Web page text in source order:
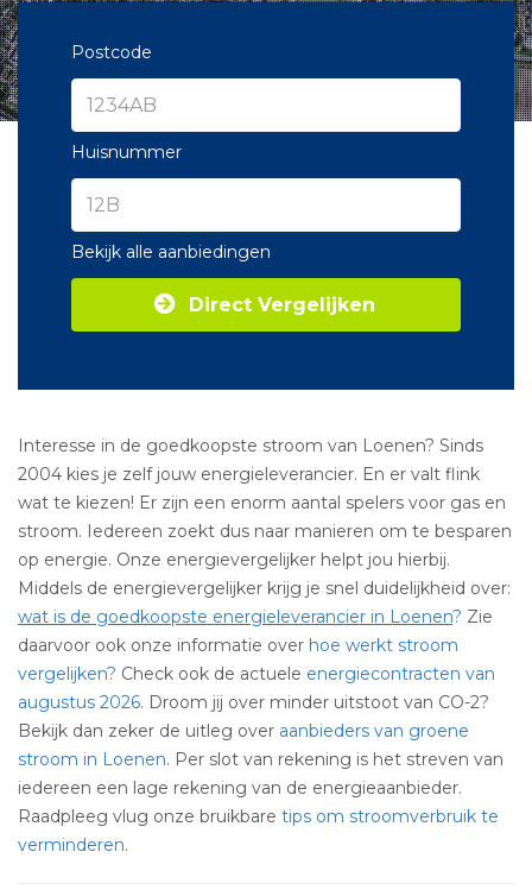
Postcode
Huisnummer
Bekijk alle aanbiedingen
Direct Vergelijken
Interesse in de goedkoopste stroom van Loenen? Sinds
2004 kies je zelf jouw energieleverancier. En er valt flink
wat te kiezen! Er zijn een enorm aantal spelers voor gas en
stroom. Iedereen zoekt dus naar manieren om te besparen
op energie. Onze energievergelijker helpt jou hierbij.
Middels de energievergelijker krijg je snel duidelijkheid over:
wat is de goedkoopste energieleverancier in Loenen? Zie
daarvoor ook onze informatie over hoe werkt stroom
vergelijken? Check ook de actuele energiecontracten van
augustus 2026. Droom jij over minder uitstoot van CO-2?
Bekijk dan zeker de uitleg over aanbieders van groene
stroom in Loenen. Per slot van rekening is het streven van
iedereen een lage rekening van de energieaanbieder.
Raadpleeg vlug onze bruikbare tips om stroomverbruik te
verminderen.